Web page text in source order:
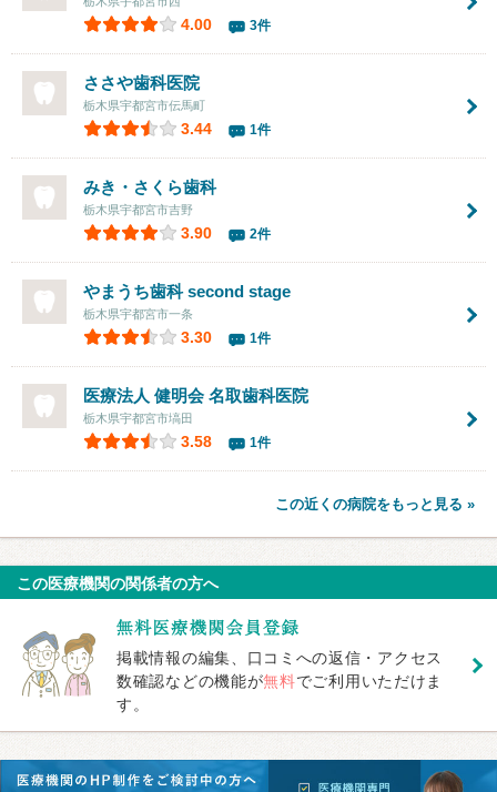
4.00 3件
ささや歯科医院
栃木県宇都宮市伝馬町
3.44 1件
みき・さくら歯科
栃木県宇都宮市吉野
3.90 2件
やまうち歯科 second stage
栃木県宇都宮市一条
3.30 1件
医療法人 健明会名取歯科医院
栃木県宇都宮市塙田
3.58 1件
この近くの病院をもっと見る »
この医療機関の関係者の方へ
掲載情報の編集、口コミへの返信・アクセス
数確認などの機能が無料でご利用いただけま
す。